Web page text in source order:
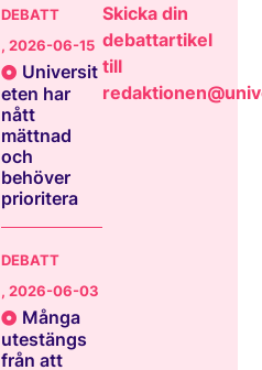
DEBATT
, 2026-06-15
Universit
eten har
nått
mättnad
och
behöver
prioritera
DEBATT
, 2026-06-03
Många
utestängs
från att
Skicka din
debattartikel
till